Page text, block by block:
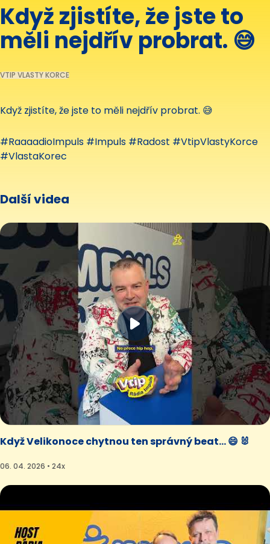
Když zjistíte, že jste to
měli nejdřív probrat. 😅
VTIP VLASTY KORCE
Když zjistíte, že jste to měli nejdřív probrat. 😅
#RaaaadioImpuls #Impuls #Radost #VtipVlastyKorce
#VlastaKorec
Další videa
Když Velikonoce chytnou ten správný beat... 😄 🐰
06. 04. 2026 • 24x